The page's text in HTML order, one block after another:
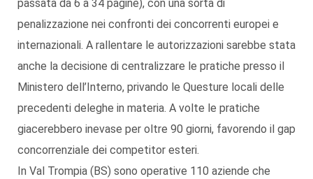
passata da 6 a 34 pagine), con una sorta di
penalizzazione nei confronti dei concorrenti europei e
internazionali. A rallentare le autorizzazioni sarebbe stata
anche la decisione di centralizzare le pratiche presso il
Ministero dell’Interno, privando le Questure locali delle
precedenti deleghe in materia. A volte le pratiche
giacerebbero inevase per oltre 90 giorni, favorendo il gap
concorrenziale dei competitor esteri.
In Val Trompia (BS) sono operative 110 aziende che